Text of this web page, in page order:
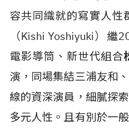
容共同織就的寫實人性
（Kishi Yoshiyuki）繼
電影導筒、新世代組合
演，同場集結三浦友和
線的資深演員，細膩探
多元人性。且有別於一